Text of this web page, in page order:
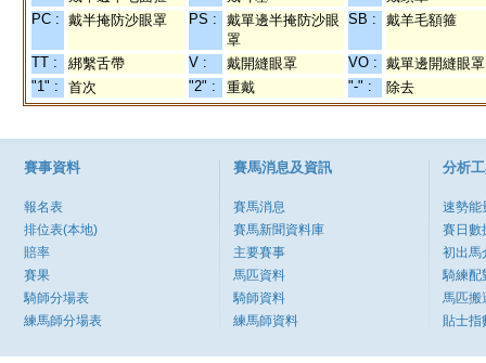
PC : 戴半掩防沙眼罩 PS :
戴單邊半掩防沙眼
罩
SB : 戴羊毛額箍
TT : 綁繫舌帶 V : 戴開縫眼罩 VO : 戴單邊開縫眼罩
"1" :
首次 "2" : 重戴 "-" : 除去
賽事資料
報名表
排位表(本地)
賠率
賽果
騎師分場表
練馬師分場表
賽馬消息及資訊
賽馬消息
賽馬新聞資料庫
主要賽事
馬匹資料
騎師資料
練馬師資料
分析
速勢能
賽日數
初出馬
騎練配
馬匹搬
貼士指